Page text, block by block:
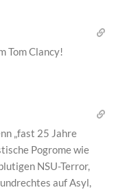
Tom Clancy!
„fast 25 Jahre
Pogrome wie
NSU-Terror,
auf Asyl,